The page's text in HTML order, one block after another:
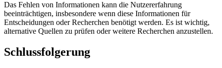
Das Fehlen von Informationen kann die Nutzererfahrung
beeinträchtigen, insbesondere wenn diese Informationen für
Entscheidungen oder Recherchen benötigt werden. Es ist wichtig,
alternative Quellen zu prüfen oder weitere Recherchen anzustellen.
Schlussfolgerung